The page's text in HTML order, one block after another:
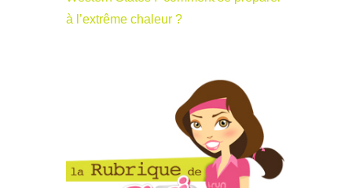
à l’extrême chaleur ?